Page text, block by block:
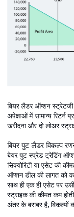
बियर लैडर ऑप्शन स्ट्रेटजी
अपेक्षाओं में सामान्य रिटर्न
खरीदना और दो लोअर
बियर पुट लैडर विकल्प
बेयर पुट स्प्रेड ट्रेडिंग
सिक्योरिटी या एसेट की
ऑप्शन डील की लागत को
साथ ही एक ही एसेट पर
स्ट्राइक की कीमत कम
अंतर के बराबर है, विकल्पों